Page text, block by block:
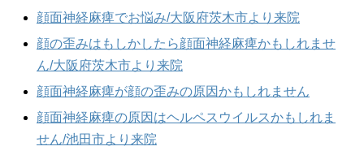
顔面神経麻痺でお悩み/大阪府茨木市より来院
顔の歪みはもしかしたら顔面神経麻痺かもしれませ
ん/大阪府茨木市より来院
顔面神経麻痺が顔の歪みの原因かもしれません
顔面神経麻痺の原因はヘルペスウイルスかもしれま
せん/池田市より来院